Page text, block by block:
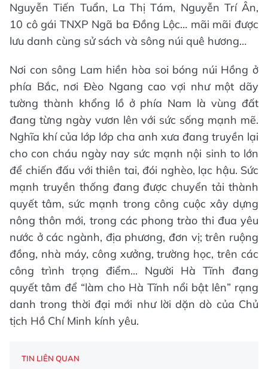
Nguyễn Tiến Tuẩn, La Thị Tám, Nguyễn Trí Ân,
10 cô gái TNXP Ngã ba Đồng Lộc… mãi mãi được
lưu danh cùng sử sách và sông núi quê hương…
Nơi con sông Lam hiền hòa soi bóng núi Hồng ở
phía Bắc, nơi Đèo Ngang cao vợi như một dãy
tường thành khổng lồ ở phía Nam là vùng đất
đang từng ngày vươn lên với sức sống mạnh mẽ.
Nghĩa khí của lớp lớp cha anh xưa đang truyền lại
cho con cháu ngày nay sức mạnh nội sinh to lớn
để chiến đấu với thiên tai, đói nghèo, lạc hậu. Sức
mạnh truyền thống đang được chuyển tải thành
quyết tâm, sức mạnh trong công cuộc xây dựng
nông thôn mới, trong các phong trào thi đua yêu
nước ở các ngành, địa phương, đơn vị; trên ruộng
đồng, nhà máy, công xưởng, trường học, trên các
công trình trọng điểm... Người Hà Tĩnh đang
quyết tâm để “làm cho Hà Tĩnh nổi bật lên” rạng
danh trong thời đại mới như lời dặn dò của Chủ
tịch Hồ Chí Minh kính yêu.
TIN LIÊN QUAN